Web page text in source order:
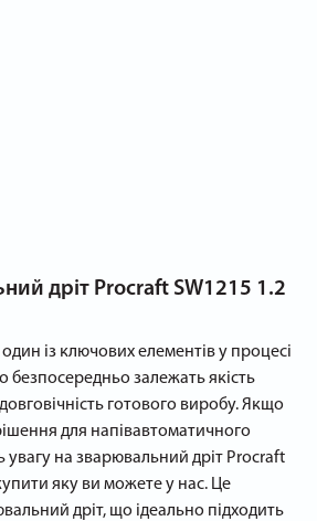
дріт Procraft SW1215 1.2
із ключових елементів у процесі
безпосередньо залежать якість
готового виробу. Якщо
для напівавтоматичного
увагу на зварювальний дріт Procraft
яку ви можете у нас. Це
дріт, що ідеально підходить